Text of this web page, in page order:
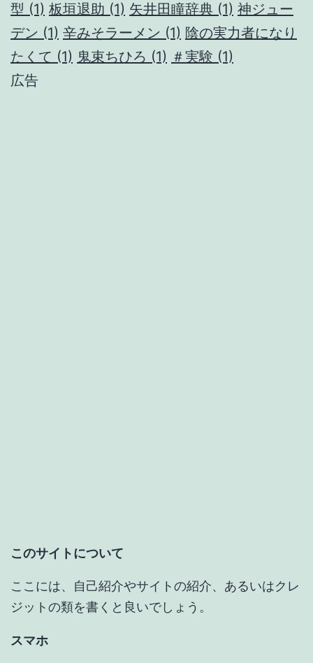
型 (1) 板垣退助 (1) 矢井田瞳辞典 (1) 神ジュー
デン (1) 辛みそラーメン (1) 陰の実力者になり
たくて (1) 鬼束ちひろ (1) ＃実験 (1)
広告
このサイトについて
ここには、自己紹介やサイトの紹介、あるいはクレ
ジットの類を書くと良いでしょう。
スマホ